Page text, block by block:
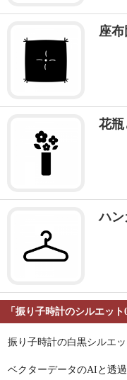
座布
花瓶
ハン
「振り子時計のシルエッ
振り子時計の白黒シルエ
ベクターデータのAIと透